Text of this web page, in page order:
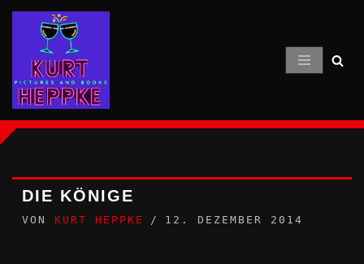
Inhalt
springen
DIE KÖNIGE
VON KURT HEPPKE 12. DEZEMBER 2014